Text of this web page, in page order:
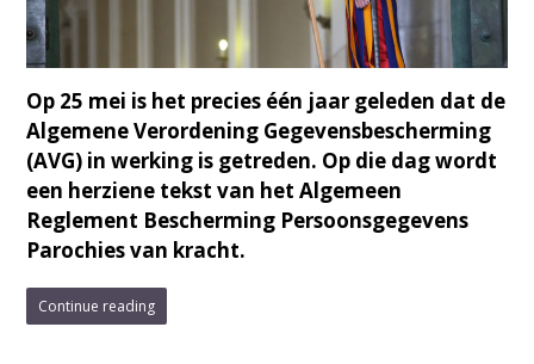
Op 25 mei is het precies één jaar geleden dat de
Algemene Verordening Gegevensbescherming
(AVG) in werking is getreden. Op die dag wordt
een herziene tekst van het Algemeen
Reglement Bescherming Persoonsgegevens
Parochies van kracht.
Continue reading